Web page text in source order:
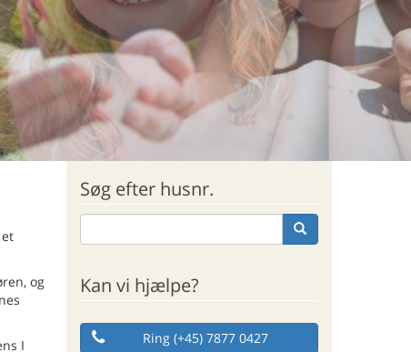
og
I
Søg efter husnr.
Kan vi hjælpe?
Ring (+45) 7877 0427